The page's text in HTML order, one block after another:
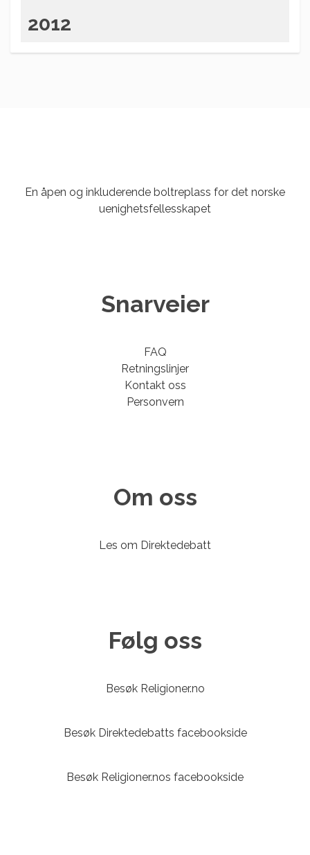
2012
En åpen og inkluderende boltreplass for det norske
uenighetsfellesskapet
Snarveier
FAQ
Retningslinjer
Kontakt oss
Personvern
Om oss
Les om Direktedebatt
Følg oss
Besøk Religioner.no
Besøk Direktedebatts facebookside
Besøk Religioner.nos facebookside